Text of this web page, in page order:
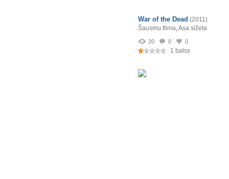
War of the Dead (2011)
Šausmu filma,Asa sižeta
20 0 0
1 balss